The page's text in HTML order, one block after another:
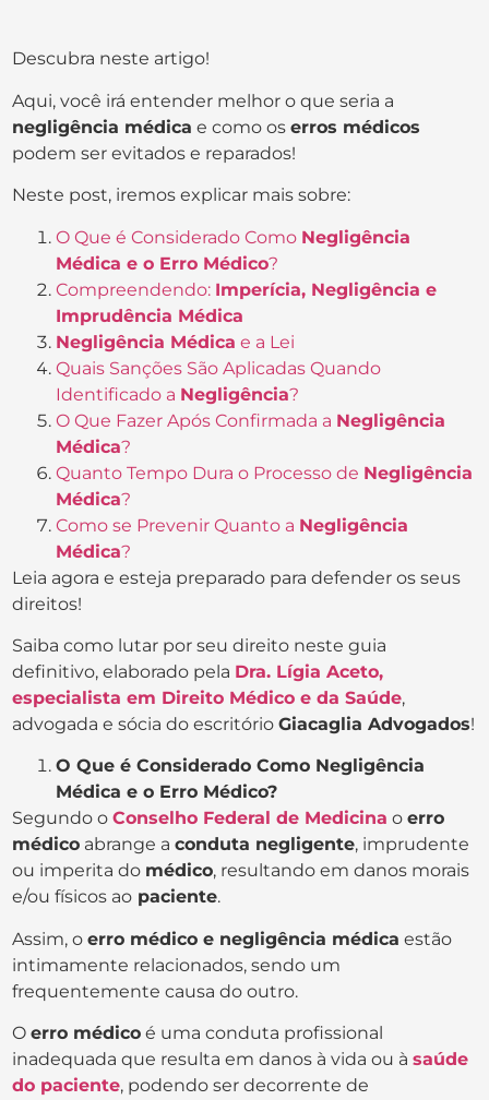
Descubra neste artigo!
Aqui, você irá entender melhor o que seria a
negligência médica e como oserros médicos
podem ser evitados e reparados!
Neste post, iremos explicar mais sobre:
O Que é Considerado Como Negligência
Médica e o Erro Médico?
Compreendendo: Imperícia, Negligência e
Imprudência Médica
Negligência Médica e a Lei
Quais Sanções São Aplicadas Quando
Identificado a Negligência?
O Que Fazer Após Confirmada a Negligência
Médica?
Quanto Tempo Dura o Processo de Negligência
Médica?
Como se Prevenir Quanto a Negligência
Médica?
Leia agora e esteja preparado para defender os seus
direitos!
Saiba como lutar por seu direito neste guia
definitivo, elaborado pela Dra. Lígia Aceto,
especialista em Direito Médico e da Saúde,
advogada e sócia do escritórioGiacaglia Advogados!
O Que é Considerado Como Negligência
Médica e o Erro Médico?
Segundo oConselho Federal de Medicina oerro
médico abrange aconduta negligente, imprudente
ou imperita do médico, resultando em danos morais
e/ou físicos ao paciente.
Assim, oerro médico e negligência médica estão
intimamente relacionados, sendo um
frequentemente causa do outro.
Oerro médico é uma conduta profissional
inadequada que resulta em danos à vida ou àsaúde
do paciente, podendo ser decorrente de